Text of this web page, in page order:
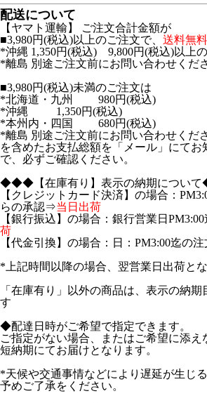
配送について
【ヤマト運輸】 ご注文合計金額が
■3,980円(税込)以上のご注文で、 送料無料
*沖縄 1,350円(税込) 9,800円(税込)以上
*離島 別途ご注文前にお問い合わせくだ
■3,980円(税込)未満のご注文は
*北海道・九州 980円(税込)
*沖縄 1,350円(税込)
*本州内・四国 680円(税込)
*離島 別途ご注文前にお問い合わせくだ
を含めたお支払総額を「メール」にてお
で、必ずご確認ください。
◆◆◆【在庫有り】表示の納期につい
【クレジットカード決済】の場合：
らの承認⇒当日出荷
【銀行振込】の場合：銀行営業日
荷
【代金引換】の場合：日：PM3:00迄の
*上記時間以降の場合、翌営業日出荷とな
「在庫有り」以外の商品は、表示の納期
す
◆配達日時がご希望で指定できます。
ご指定がない場合、またはご希望に添
短納期にてお届けとなります。
*天候や交通事情などにより遅延が生じ
予めご了承をください。